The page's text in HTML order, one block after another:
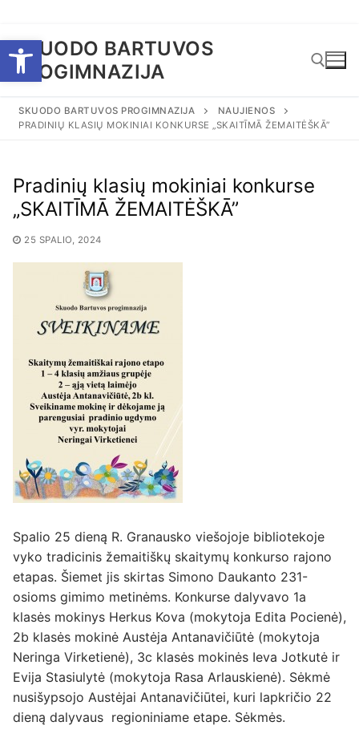
Open toolbar
prie
turinio
SKUODO BARTUVOS
PROGIMNAZIJA
Ieškoti:
SKUODO BARTUVOS PROGIMNAZIJA
NAUJIENOS
PRADINIŲ KLASIŲ MOKINIAI KONKURSE „SKAITĪMĀ ŽEMAITĖŠKĀ”
Pradinių klasių mokiniai konkurse
„SKAITĪMĀ ŽEMAITĖŠKĀ”
25 SPALIO, 2024
Spalio 25 dieną R. Granausko viešojoje bibliotekoje
vyko tradicinis žemaitiškų skaitymų konkurso rajono
etapas. Šiemet jis skirtas Simono Daukanto 231-
osioms gimimo metinėms. Konkurse dalyvavo 1a
klasės mokinys Herkus Kova (mokytoja Edita Pocienė),
2b klasės mokinė Austėja Antanavičiūtė (mokytoja
Neringa Virketienė), 3c klasės mokinės Ieva Jotkutė ir
Evija Stasiulytė (mokytoja Rasa Arlauskienė). Sėkmė
nusišypsojo Austėjai Antanavičiūtei, kuri lapkričio 22
dieną dalyvaus regioniniame etape. Sėkmės.